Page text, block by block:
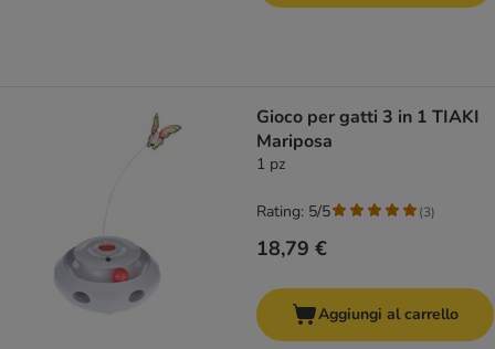
Gioco per gatti 3 in 1 TIAKI
Mariposa
1 pz
18,79 €
Rating: 5/5 (3)
Aggiungi al carrello